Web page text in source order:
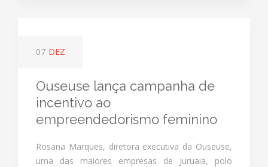
07 DEZ
Ouseuse lança campanha de
incentivo ao
empreendedorismo feminino
Rosana Marques, diretora executiva da Ouseuse,
uma das maiores empresas de Juruaia, polo